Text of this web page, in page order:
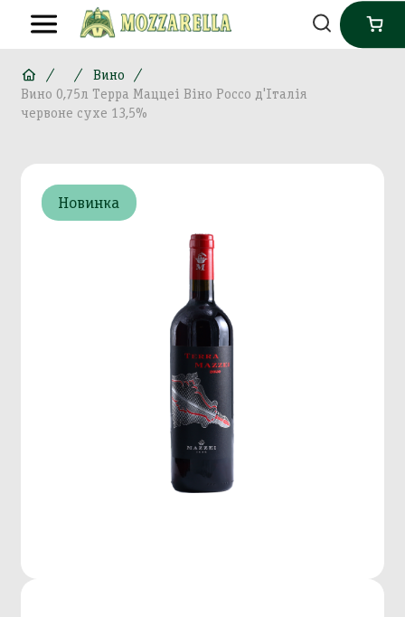
Вино
Вино 0,75л Терра Маццеі Віно Россо д'Італія
червоне сухе 13,5%
Новинка